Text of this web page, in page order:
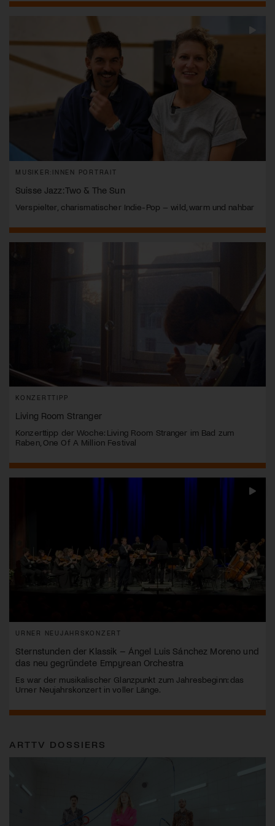
MUSIKER:INNEN PORTRAIT
Suisse Jazz: Two & The Sun
Verspielter, charismatischer Indie-Pop – wild, warm und nahbar
KONZERTTIPP
Living Room Stranger
Konzerttipp der Woche: Living Room Stranger im Bad zum
Raben, One Of A Million Festival
URNER NEUJAHRSKONZERT
Sternstunden der Klassik – Ángel Luis Sánchez Moreno und
das neu gegründete Empyrean Orchestra
Es war der musikalischer Glanzpunkt zum Jahresbeginn: das
Urner Neujahrskonzert in voller Länge.
ARTTV DOSSIERS